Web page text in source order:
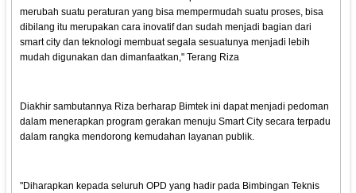
merubah suatu peraturan yang bisa mempermudah suatu proses, bisa
dibilang itu merupakan cara inovatif dan sudah menjadi bagian dari
smart city dan teknologi membuat segala sesuatunya menjadi lebih
mudah digunakan dan dimanfaatkan," Terang Riza
Diakhir sambutannya Riza berharap Bimtek ini dapat menjadi pedoman
dalam menerapkan program gerakan menuju Smart City secara terpadu
dalam rangka mendorong kemudahan layanan publik.
"Diharapkan kepada seluruh OPD yang hadir pada Bimbingan Teknis